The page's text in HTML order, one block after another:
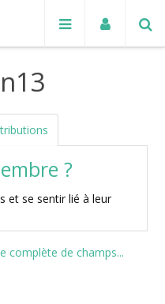
?
et se sentir lié à leur
complète de champs...